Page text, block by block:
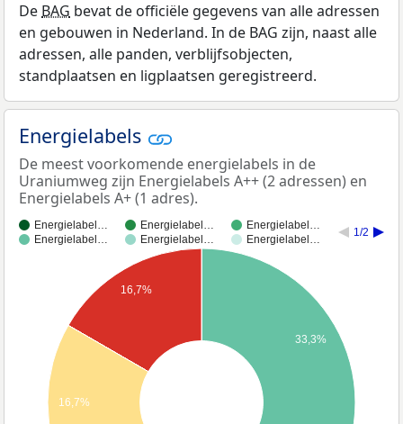
De BAG bevat de officiële gegevens van alle adressen
en gebouwen in Nederland. In de BAG zijn, naast alle
adressen, alle panden, verblijfsobjecten,
standplaatsen en ligplaatsen geregistreerd.
Energielabels
De meest voorkomende energielabels in de
Uraniumweg zijn Energielabels A++ (2 adressen) en
Energielabels A+ (1 adres).
Energielabel… Energielabel…
Energielabel…
Energielabel…
Energielabel… Energielabel…
1/2
33,3%
16,7%
16,7%